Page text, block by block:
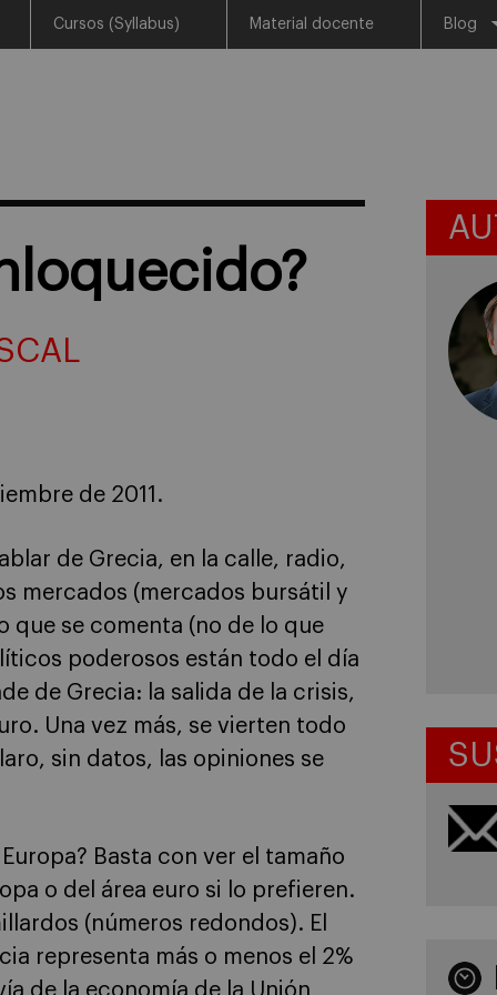
Cursos (Syllabus) Material docente Blog
de 2011.
de Grecia, en la calle, radio,
mercados (mercados bursátil y
que se comenta (no de lo que
poderosos están todo el día
de Grecia: la salida de la crisis,
Una vez más, se vierten todo
sin datos, las opiniones se
Basta con ver el tamaño
o del área euro si lo prefieren.
(números redondos). El
representa más o menos el 2%
de la economía de la Unión